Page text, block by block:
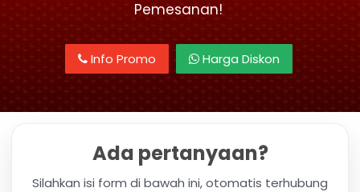
Pemesanan!
Info Promo Harga Diskon
Ada pertanyaan?
Silahkan isi form di bawah ini, otomatis terhubung